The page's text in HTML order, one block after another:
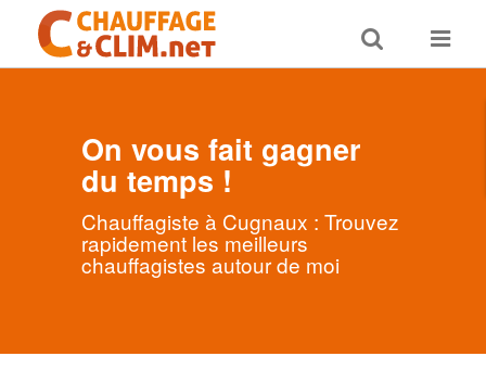
Toggle
search
Toggle
On vous fait gagner
du temps !
Chauffagiste à Cugnaux : Trouvez
rapidement les meilleurs
chauffagistes autour de moi